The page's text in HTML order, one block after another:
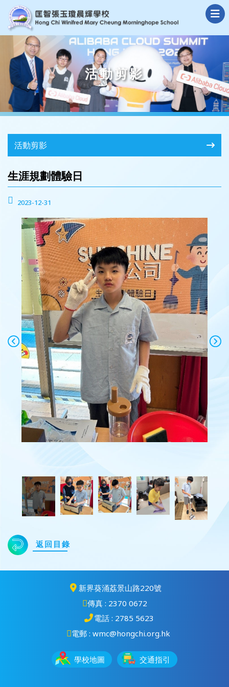
活動剪影
活動剪影
生涯規劃體驗日
2023-12-31
返回目錄
新界葵涌荔景山路220號
傳真 : 2370 0672
電話 : 2785 5623
電郵 : wmc@hongchi.org.hk
學校地圖 交通指引